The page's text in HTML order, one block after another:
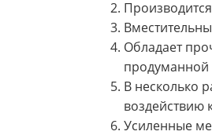
Обладает
продуманной
В несколько
воздействию
Усиленные